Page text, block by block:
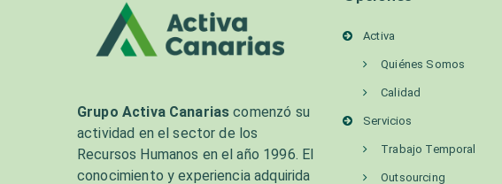
Grupo Activa Canarias comenzó su
actividad en el sector de los
Recursos Humanos en el año 1996. El
conocimiento y experiencia adquirida
Activa
Quiénes Somos
Calidad
Servicios
Trabajo Temporal
Outsourcing